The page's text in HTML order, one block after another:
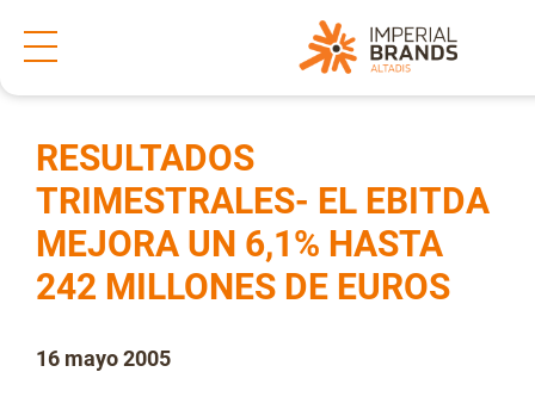
Nuestras Marcas
Inicio
RESULTADOS
TRIMESTRALES- EL EBITDA
MEJORA UN 6,1% HASTA
242 MILLONES DE EUROS
16 mayo 2005